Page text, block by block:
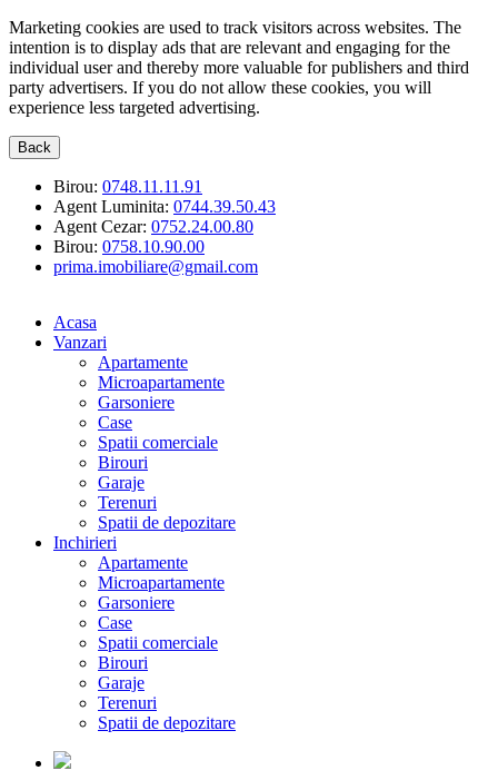
Marketing cookies are used to track visitors across websites. The
intention is to display ads that are relevant and engaging for the
individual user and thereby more valuable for publishers and third
party advertisers. If you do not allow these cookies, you will
experience less targeted advertising.
Back
Birou: 0748.11.11.91
Agent Luminita: 0744.39.50.43
Agent Cezar: 0752.24.00.80
Birou: 0758.10.90.00
prima.imobiliare@gmail.com
Acasa
Vanzari
Apartamente
Microapartamente
Garsoniere
Case
Spatii comerciale
Birouri
Garaje
Terenuri
Spatii de depozitare
Inchirieri
Apartamente
Microapartamente
Garsoniere
Case
Spatii comerciale
Birouri
Garaje
Terenuri
Spatii de depozitare